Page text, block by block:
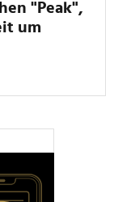
"Peak",
um